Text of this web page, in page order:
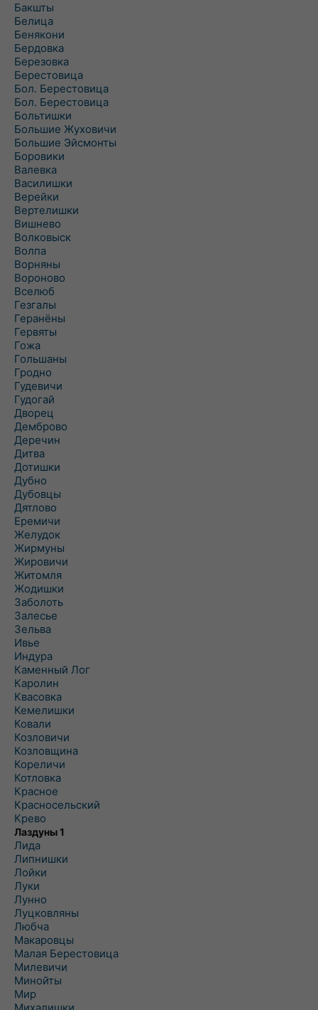
Бакшты
Белица
Бенякони
Бердовка
Березовка
Берестовица
Бол. Берестовица
Бол. Берестовица
Больтишки
Большие Жуховичи
Большие Эйсмонты
Боровики
Валевка
Василишки
Верейки
Вертелишки
Вишнево
Волковыск
Волпа
Ворняны
Вороново
Вселюб
Гезгалы
Геранёны
Гервяты
Гожа
Гольшаны
Гродно
Гудевичи
Гудогай
Дворец
Демброво
Деречин
Дитва
Дотишки
Дубно
Дубовцы
Дятлово
Еремичи
Желудок
Жирмуны
Жировичи
Житомля
Жодишки
Заболоть
Залесье
Зельва
Ивье
Индура
Каменный Лог
Каролин
Квасовка
Кемелишки
Ковали
Козловичи
Козловщина
Кореличи
Котловка
Красное
Красносельский
Крево
Лаздуны 1
Лида
Липнишки
Лойки
Луки
Лунно
Луцковляны
Любча
Макаровцы
Малая Берестовица
Милевичи
Минойты
Мир